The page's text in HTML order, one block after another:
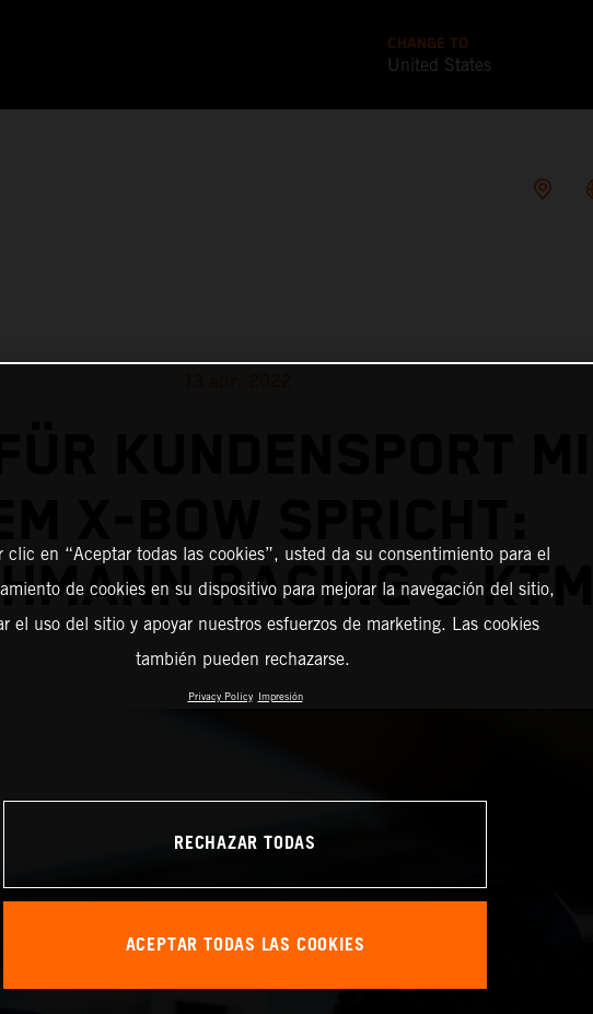
CHANGE TO
United States
KUNDENSPORT MIT
RACING & KTM
clic en “Aceptar todas las cookies”, usted da su consentimiento para el
de cookies en su dispositivo para mejorar la navegación del sitio,
el uso del sitio y apoyar nuestros esfuerzos de marketing. Las cookies
también pueden rechazarse.
Privacy Policy Impresión
RECHAZAR TODAS
ACEPTAR TODAS LAS COOKIES